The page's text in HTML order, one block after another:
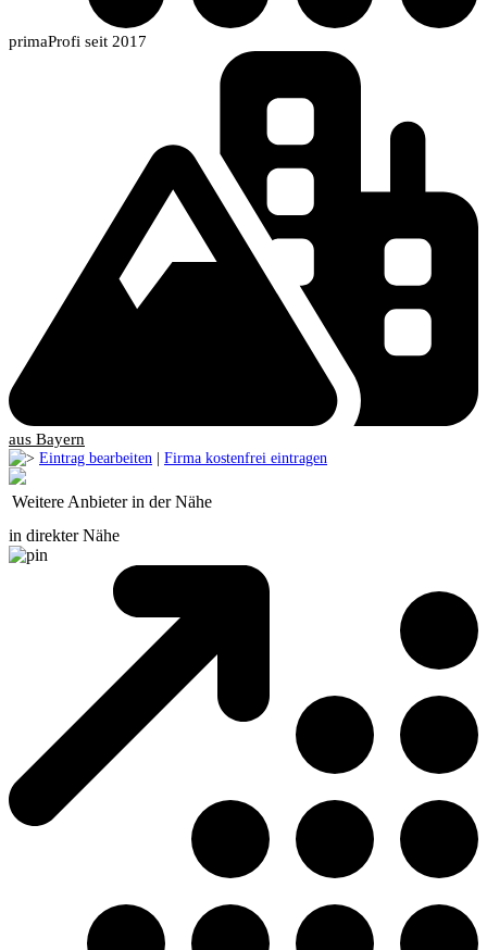
primaProfi seit 2017
aus Bayern
Eintrag bearbeiten | Firma kostenfrei eintragen
Weitere Anbieter in der Nähe
in direkter Nähe